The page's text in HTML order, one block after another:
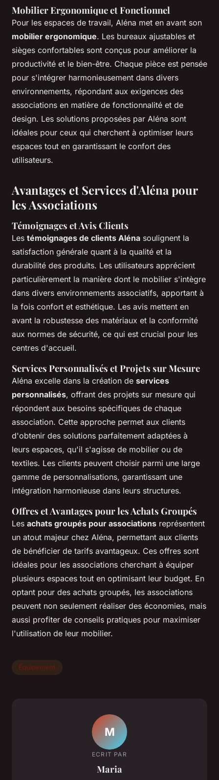
Mobilier Ergonomique et Fonctionnel
Pour les espaces de travail, Aléna met en avant son
mobilier ergonomique. Les bureaux ajustables et
sièges confortables sont conçus pour améliorer la
productivité et le bien-être. Chaque pièce est pensée
pour s'intégrer harmonieusement dans divers
environnements, répondant aux exigences des
associations en matière de fonctionnalité et de
design. Les solutions proposées par Aléna sont
idéales pour ceux qui cherchent à optimiser leurs
espaces tout en garantissant le confort des
utilisateurs.
Avantages et Services d'Aléna pour
les Associations
Témoignages et Avis Clients
Les témoignages de clients Aléna soulignent la
satisfaction générale quant à la qualité et la
durabilité des produits. Les utilisateurs apprécient
particulièrement la manière dont le mobilier s'intègre
dans divers environnements associatifs, apportant à
la fois confort et esthétique. Les avis mettent en
avant la robustesse des matériaux et la conformité
aux normes de sécurité, ce qui est crucial pour les
centres d'accueil.
Services Personnalisés et Projets sur Mesure
Aléna excelle dans la création de services
personnalisés, offrant des projets sur mesure qui
répondent aux besoins spécifiques de chaque
association. Cette approche permet aux clients
d'obtenir des solutions parfaitement adaptées à
leurs espaces, qu'il s'agisse de mobilier ou de
textiles. Les clients peuvent choisir parmi une large
gamme de personnalisations, garantissant une
intégration harmonieuse dans leurs structures.
Offres et Avantages pour les Achats Groupés
Les achats groupés pour associations représentent
un atout majeur chez Aléna, permettant aux clients
de bénéficier de tarifs avantageux. Ces offres sont
idéales pour les associations cherchant à équiper
plusieurs espaces tout en optimisant leur budget. En
optant pour des achats groupés, les associations
peuvent non seulement réaliser des économies, mais
aussi profiter de conseils pratiques pour maximiser
l'utilisation de leur mobilier.
Équipement
M
ECRIT PAR
Maria